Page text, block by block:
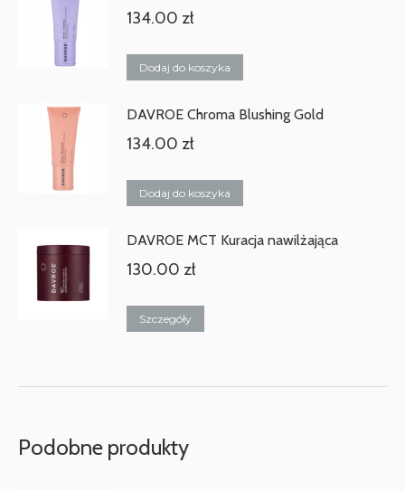
134.00 zł
Dodaj do koszyka
DAVROE Chroma Blushing Gold
134.00 zł
Dodaj do koszyka
DAVROE MCT Kuracja nawilżająca
130.00 zł
Szczegóły
Podobne produkty